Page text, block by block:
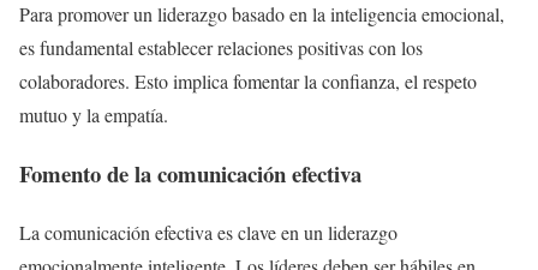
Para promover un liderazgo basado en la inteligencia emocional,
es fundamental establecer relaciones positivas con los
colaboradores. Esto implica fomentar la confianza, el respeto
mutuo y la empatía.
Fomento de la comunicación efectiva
La comunicación efectiva es clave en un liderazgo